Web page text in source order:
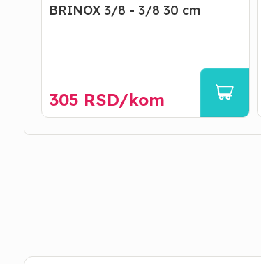
BRINOX 3/8 - 3/8 30 cm
305 RSD/kom